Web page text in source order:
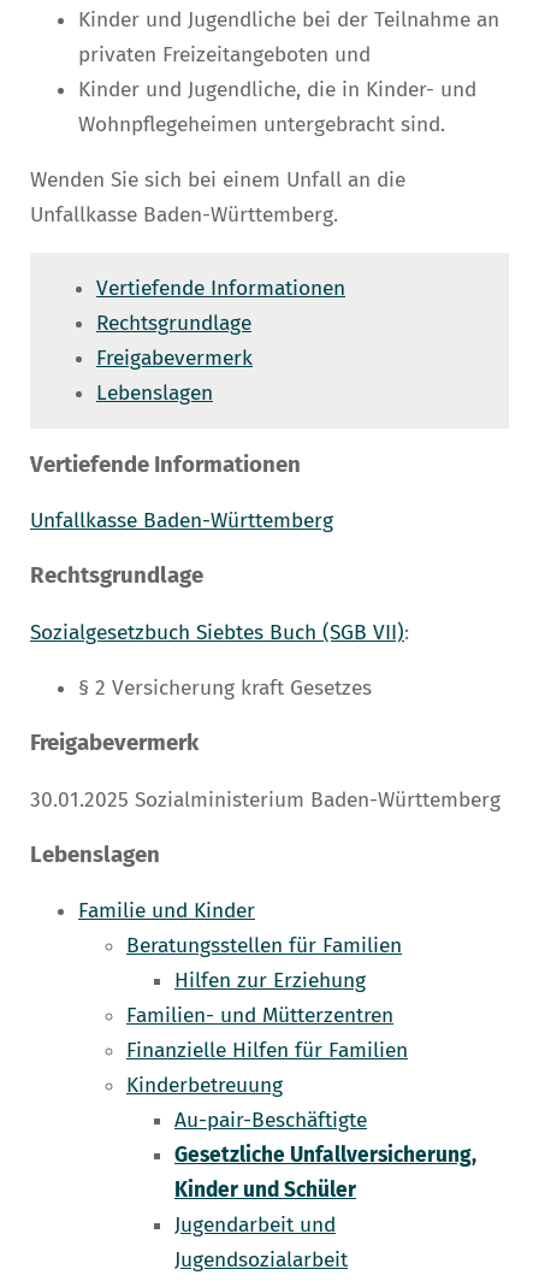
Kinder und Jugendliche bei der Teilnahme an
privaten Freizeitangeboten und
Kinder und Jugendliche, die in Kinder- und
Wohnpflegeheimen untergebracht sind.
Wenden Sie sich bei einem Unfall an die
Unfallkasse Baden-Württemberg.
Vertiefende Informationen
Rechtsgrundlage
Freigabevermerk
Lebenslagen
Vertiefende Informationen
Unfallkasse Baden-Württemberg
Rechtsgrundlage
Sozialgesetzbuch Siebtes Buch (SGB VII):
§ 2 Versicherung kraft Gesetzes
Freigabevermerk
30.01.2025 Sozialministerium Baden-Württemberg
Lebenslagen
Familie und Kinder
Beratungsstellen für Familien
Hilfen zur Erziehung
Familien- und Mütterzentren
Finanzielle Hilfen für Familien
Kinderbetreuung
Au-pair-Beschäftigte
Gesetzliche Unfallversicherung,
Kinder und Schüler
Jugendarbeit und
Jugendsozialarbeit